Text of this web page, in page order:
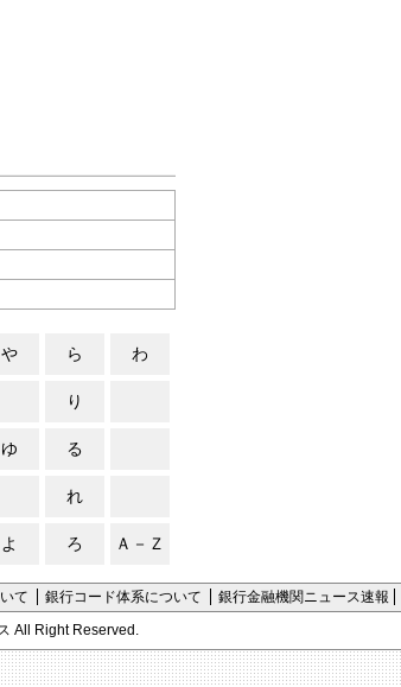
や ら わ
り
ゆ る
れ
よ ろ Ａ－Ｚ
て 銀行コード体系について
銀行金融機関ニュース速報
All Right Reserved.